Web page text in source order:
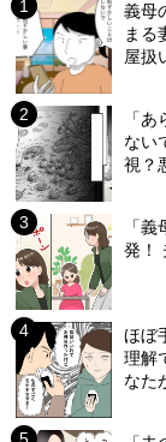
義母
まる
屋扱
「
ない
視？
「
発！
ほぼ
理解
なた